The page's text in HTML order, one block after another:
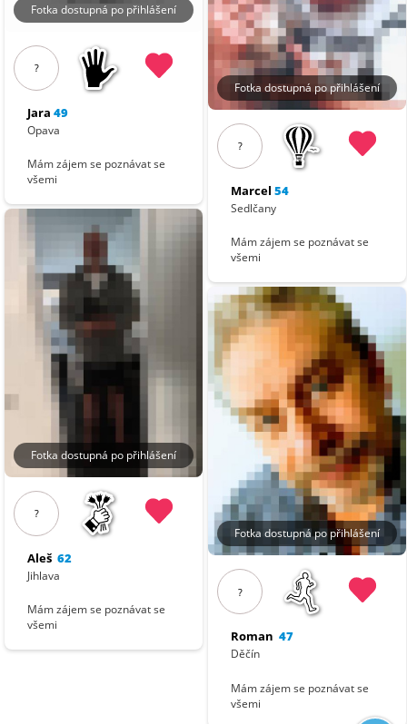
Fotka dostupná po přihlášení
?
Jara 49
Opava
Mám zájem se poznávat se
všemi
Fotka dostupná po přihlášení
?
Aleš 62
Jihlava
Mám zájem se poznávat se
všemi
Fotka dostupná po přihlášení
?
Marcel 54
Sedlčany
Mám zájem se poznávat se
všemi
Fotka dostupná po přihlášení
?
Roman 47
Děčín
Mám zájem se poznávat se
všemi